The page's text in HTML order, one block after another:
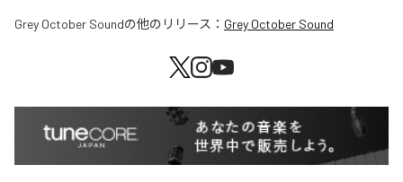
Grey October Soundの他のリリース： Grey October Sound